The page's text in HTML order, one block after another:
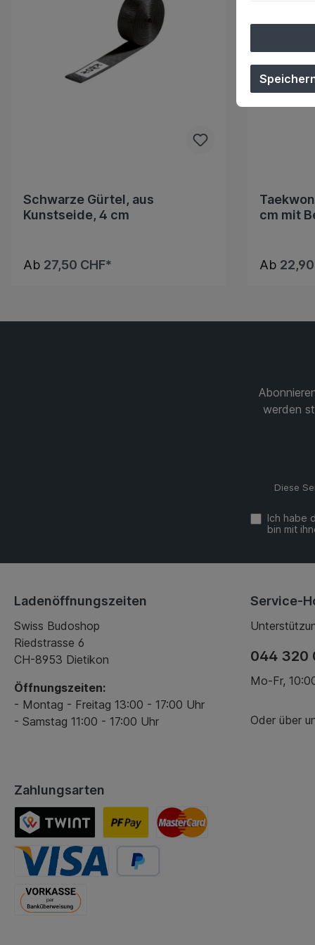
Schwarze Gürtel, aus
Kunstseide, 4 cm
Ab 27,50 CHF*
cm mit
Ab
werden
Diese
Ich habe
bin mit
Ladenöffnungszeiten
Swiss Budoshop
Riedstrasse 6
CH-8953 Dietikon
Öffnungszeiten:
- Montag - Freitag 13:00 - 17:00 Uhr
- Samstag 11:00 - 17:00 Uhr
Service-
044 320
Mo-Fr,
Oder über
Zahlungsarten